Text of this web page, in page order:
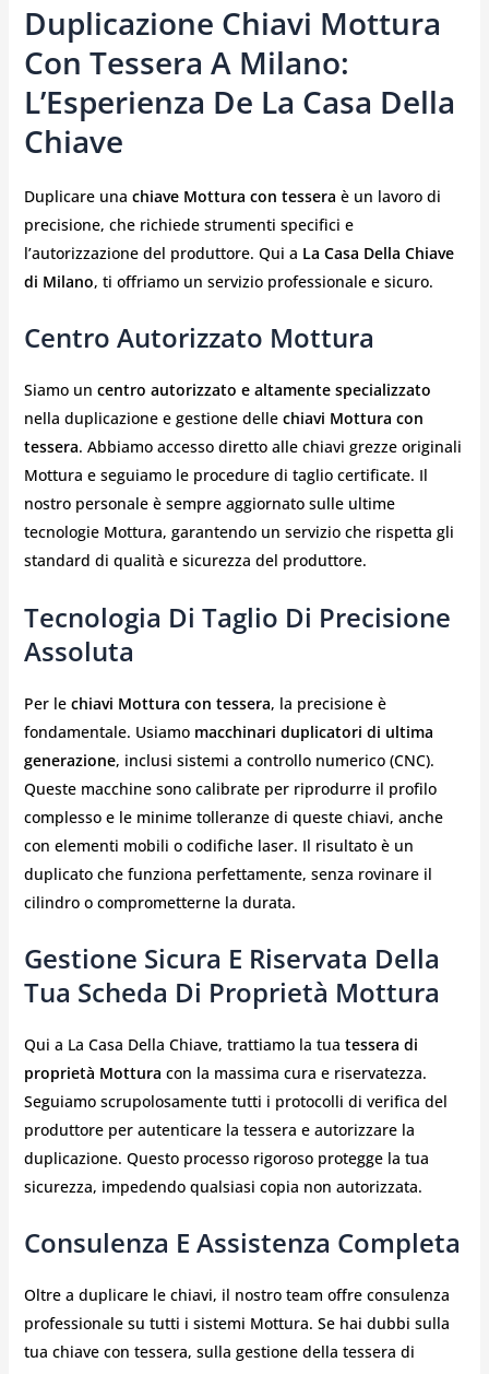
Duplicazione Chiavi Mottura
Con Tessera A Milano:
L’Esperienza De La Casa Della
Chiave
Duplicare una chiave Mottura con tessera è un lavoro di
precisione, che richiede strumenti specifici e
l’autorizzazione del produttore. Qui a La Casa Della Chiave
di Milano, ti offriamo un servizio professionale e sicuro.
Centro Autorizzato Mottura
Siamo un centro autorizzato e altamente specializzato
nella duplicazione e gestione delle chiavi Mottura con
tessera. Abbiamo accesso diretto alle chiavi grezze originali
Mottura e seguiamo le procedure di taglio certificate. Il
nostro personale è sempre aggiornato sulle ultime
tecnologie Mottura, garantendo un servizio che rispetta gli
standard di qualità e sicurezza del produttore.
Tecnologia Di Taglio Di Precisione
Assoluta
Per le chiavi Mottura con tessera, la precisione è
fondamentale. Usiamo macchinari duplicatori di ultima
generazione, inclusi sistemi a controllo numerico (CNC).
Queste macchine sono calibrate per riprodurre il profilo
complesso e le minime tolleranze di queste chiavi, anche
con elementi mobili o codifiche laser. Il risultato è un
duplicato che funziona perfettamente, senza rovinare il
cilindro o comprometterne la durata.
Gestione Sicura E Riservata Della
Tua Scheda Di Proprietà Mottura
Qui a La Casa Della Chiave, trattiamo la tua tessera di
proprietà Mottura con la massima cura e riservatezza.
Seguiamo scrupolosamente tutti i protocolli di verifica del
produttore per autenticare la tessera e autorizzare la
duplicazione. Questo processo rigoroso protegge la tua
sicurezza, impedendo qualsiasi copia non autorizzata.
Consulenza E Assistenza Completa
Oltre a duplicare le chiavi, il nostro team offre consulenza
professionale su tutti i sistemi Mottura. Se hai dubbi sulla
tua chiave con tessera, sulla gestione della tessera di